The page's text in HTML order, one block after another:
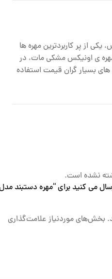
از پر کاربردترین مهره ها
ی اونیکس مشکی مات، در
بسیار گران قیمت استفاده
نشده است.
می کنید برای “مهره دستبند
بخش‌های موردنیاز علامت‌گذاری